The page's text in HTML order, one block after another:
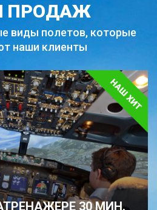
ПРОДАЖ
виды полетов, которые
наши клиенты
30 МИН.